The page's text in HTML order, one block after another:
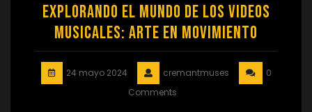
Explorando el Mundo de los Videos
Musicales: Arte en Movimiento
24 mayo 2024 cremantmuses
0
Comments